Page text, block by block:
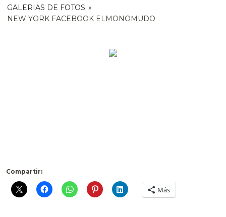
GALERIAS DE FOTOS »
NEW YORK FACEBOOK ELMONOMUDO
Compartir:
Más